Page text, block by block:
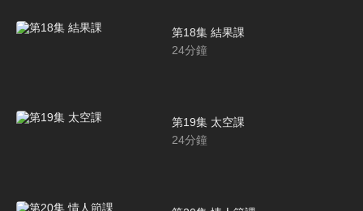
第18集 結果課
24分鐘
第19集 太空課
24分鐘